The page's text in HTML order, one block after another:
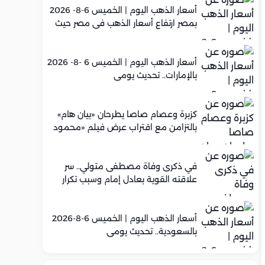
أسعار الذهب اليوم | الخميس 6-8- 2026
بمصر ارتفاع أسعار الذهب في مصر حيث
أسعار الذهب اليوم | الخميس 6 -8- 2026
بالإمارات.. تحديث يومي
كزبرة وعصام صاصا يطرحان «بيان هام»
بالتزامن مع اقتراب عرض فيلم «محمود
في ذكرى وفاة مصطفى متولي.. سر
علاقته القوية بعادل إمام وسبب تكرار
أسعار الذهب اليوم | الخميس 6-8-2026
بالسعودية.. تحديث يومي